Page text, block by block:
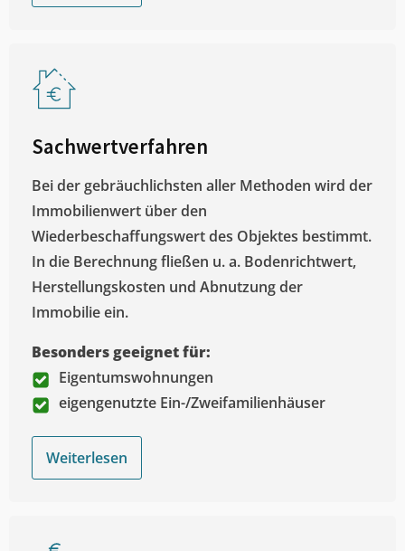
Sachwertverfahren
Bei der gebräuchlichsten aller Methoden wird der
Immobilienwert über den
Wiederbeschaffungswert des Objektes bestimmt.
In die Berechnung fließen u. a. Bodenrichtwert,
Herstellungskosten und Abnutzung der
Immobilie ein.
Besonders geeignet für:
Eigentumswohnungen
eigengenutzte Ein-/Zweifamilienhäuser
Weiterlesen